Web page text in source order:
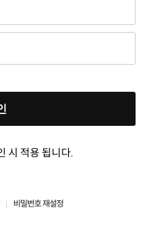
시 적용 됩니다.
비밀번호 재설정